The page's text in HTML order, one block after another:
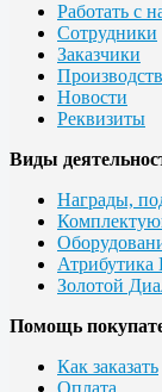
Работать с
Сотрудники
Заказчики
Новости
Реквизиты
Виды
Награды,
Золотой
Помощь
Как заказать
Оплата